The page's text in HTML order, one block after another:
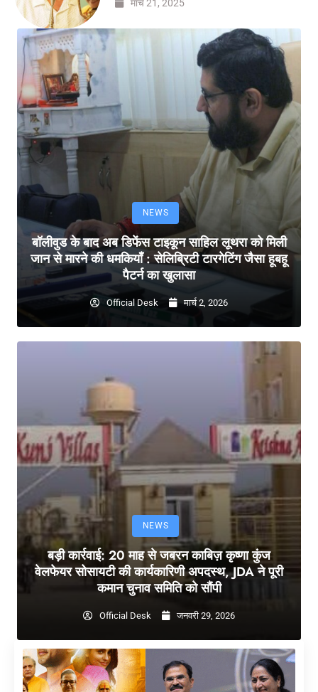
मार्च 21, 2025
NEWS
बॉलीवुड के बाद अब डिफेंस टाइकून साहिल लूथरा को मिली
जान से मारने की धमकियाँ : सेलिब्रिटी टारगेटिंग जैसा हूबहू
पैटर्न का खुलासा
Official Desk मार्च 2, 2026
NEWS
बड़ी कार्रवाई: 20 माह से जबरन काबिज़ कृष्णा कुंज
वेलफेयर सोसायटी की कार्यकारिणी अपदस्थ, JDA ने पूरी
कमान चुनाव समिति को सौंपी
Official Desk जनवरी 29, 2026